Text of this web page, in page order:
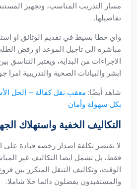
مسار التدريب المناسب، وتجهيز
تفاصيلها.
واي خطا بسيط في تقديم الوثائق او
مباشرة الى تاجيل الموعد او رفض
الاجراءات من البداية، ويعتبر التناسق
ابشر والبيانات الصحية والتدريبية امرا
شاهد أيضًا: معقب نقل كفالة – الحل
بكل سهولة وأمان
التكاليف الخفية واستهلاك
لا تقتصر تكلفة اصدار رخصه قيادة على
فقط، بل تشمل ايضا التكاليف غير
الوقت، وتكاليف التنقل المتكرر بين
والمستفيدون يفضلون دائما حلا شاملا.